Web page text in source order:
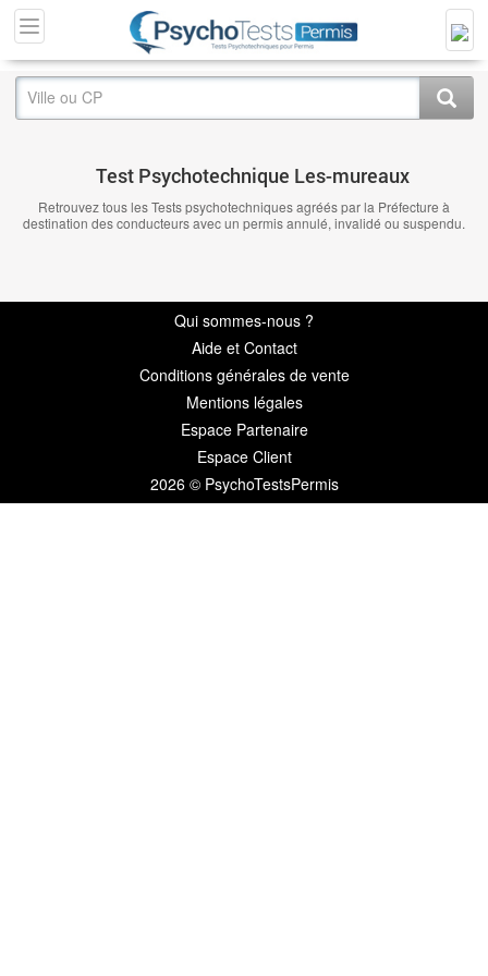
Test Psychotechnique Les-mureaux
Retrouvez tous les Tests psychotechniques agréés par la Préfecture à
destination des conducteurs avec un permis annulé, invalidé ou suspendu.
Qui sommes-nous ?
Aide et Contact
Conditions générales de vente
Mentions légales
Espace Partenaire
Espace Client
2026 © PsychoTestsPermis